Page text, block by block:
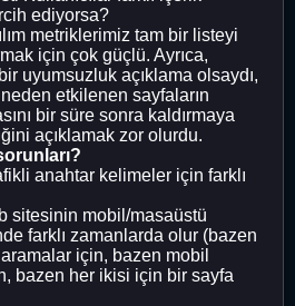
ediyorsa?
metriklerimiz tam bir listeyi
için çok güçlü. Ayrıca,
uyumsuzluk açıklama olsaydı,
neden etkilenen sayfaların
bir süre sonra kaldırmaya
açıklamak zor olurdu.
anahtar kelimeler için farklı
sitesinin mobil/masaüstü
farklı zamanlarda olur (bazen
için, bazen mobil
bazen her ikisi için bir sayfa